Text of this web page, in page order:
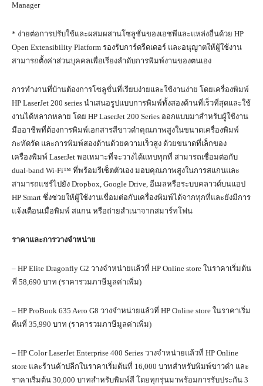
Manager
* ง่ายต่อการปรับใช้และผสมผสานโซลูชั่นของเอชพีและแหล่งอื่นด้วย HP
Open Extensibility Platform รองรับการ์ดรีดเดอร์ และอนุญาตให้ผู้ใช้งาน
สามารถตั้งค่าส่วนบุคคลเพื่อเรียงลำดับการพิมพ์งานของตนเอง
การทำงานที่บ้านต้องการโซลูชั่นที่เรียบง่ายและใช้งานง่าย โดยเครื่องพิมพ์
HP LaserJet 200 series นำเสนอรูปแบบการพิมพ์ทั้งสองด้านที่เร็วที่สุดและใช้
งานได้หลากหลาย โดย HP LaserJet 200 Series ออกแบบมาสำหรับผู้ใช้งาน
มืออาชีพที่ต้องการพิมพ์เอกสารสีขาวดำคุณภาพสูงในขนาดเครื่องพิมพ์
กะทัดรัด และการพิมพ์สองด้านด้วยความเร็วสูง ด้วยขนาดที่เล็กของ
เครื่องพิมพ์ LaserJet พอเหมาะที่จะวางได้แทบทุกที่ สามารถเชื่อมต่อกับ
dual-band Wi-Fi™ ที่พร้อมรีเซ็ตตัวเอง มอบคุณภาพสูงในการสแกนและ
สามารถแชร์ไปยัง Dropbox, Google Drive, อีเมลหรือระบบคลาวด์บนแอป
HP Smart ซึ่งช่วยให้ผู้ใช้งานเชื่อมต่อกับเครื่องพิมพ์ได้จากทุกที่และยังมีการ
แจ้งเตือนเมื่อพิมพ์ สแกน หรือถ่ายสำเนาจากสมาร์ทโฟน
ราคาและการวางจำหน่าย
– HP Elite Dragonfly G2 วางจำหน่ายแล้วที่ HP Online store ในราคาเริ่มต้น
ที่ 58,690 บาท (ราคารวมภาษีมูลค่าเพิ่ม)
– HP ProBook 635 Aero G8 วางจำหน่ายแล้วที่ HP Online store ในราคาเริ่ม
ต้นที่ 35,990 บาท (ราคารวมภาษีมูลค่าเพิ่ม)
– HP Color LaserJet Enterprise 400 Series วางจำหน่ายแล้วที่ HP Online
store และร้านค้าปลีกในราคาเริ่มต้นที่ 16,000 บาทสำหรับพิมพ์ขาวดำ และ
ราคาเริ่มต้น 30,000 บาทสำหรับพิมพ์สี โดยทุกรุ่นมาพร้อมการรับประกัน 3